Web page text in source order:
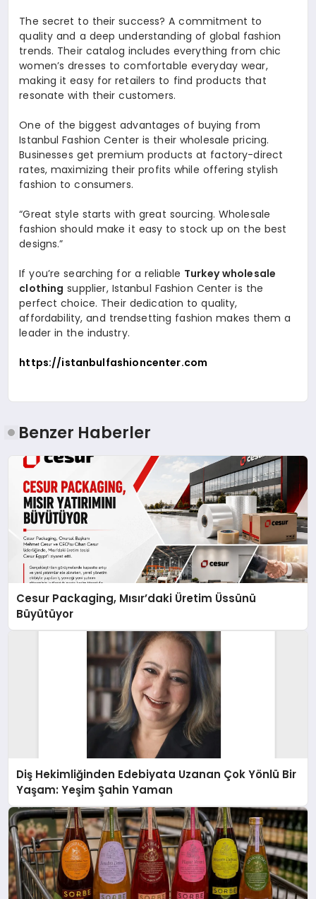
The secret to their success? A commitment to
quality and a deep understanding of global fashion
trends. Their catalog includes everything from chic
women’s dresses to comfortable everyday wear,
making it easy for retailers to find products that
resonate with their customers.
One of the biggest advantages of buying from
Istanbul Fashion Center is their wholesale pricing.
Businesses get premium products at factory-direct
rates, maximizing their profits while offering stylish
fashion to consumers.
“Great style starts with great sourcing. Wholesale
fashion should make it easy to stock up on the best
designs.”
If you’re searching for a reliable Turkey wholesale
clothing supplier, Istanbul Fashion Center is the
perfect choice. Their dedication to quality,
affordability, and trendsetting fashion makes them a
leader in the industry.
https://istanbulfashioncenter.com
Benzer Haberler
Cesur Packaging, Mısır’daki Üretim Üssünü
Büyütüyor
Diş Hekimliğinden Edebiyata Uzanan Çok Yönlü Bir
Yaşam: Yeşim Şahin Yaman